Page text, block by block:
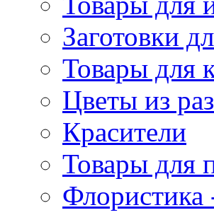
Заготовки
Товары для
Цветы из
Красители
Товары для
Флористика